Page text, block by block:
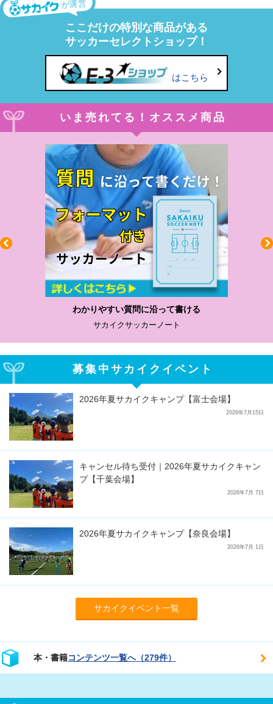
が運営
ここだけの特別な商品がある
サッカーセレクトショップ！
はこちら
いま売れてる！オススメ商品
わかりやすい質問に沿って書ける
サカイクサッカーノート
募集中サカイクイベント
2026年夏サカイクキャンプ【富士会場】
2026年7月15日
キャンセル待ち受付｜2026年夏サカイクキャン
プ【千葉会場】
2026年7月 7日
2026年夏サカイクキャンプ【奈良会場】
2026年7月 1日
サカイクイベント一覧
本・書籍コンテンツ一覧へ（279件）